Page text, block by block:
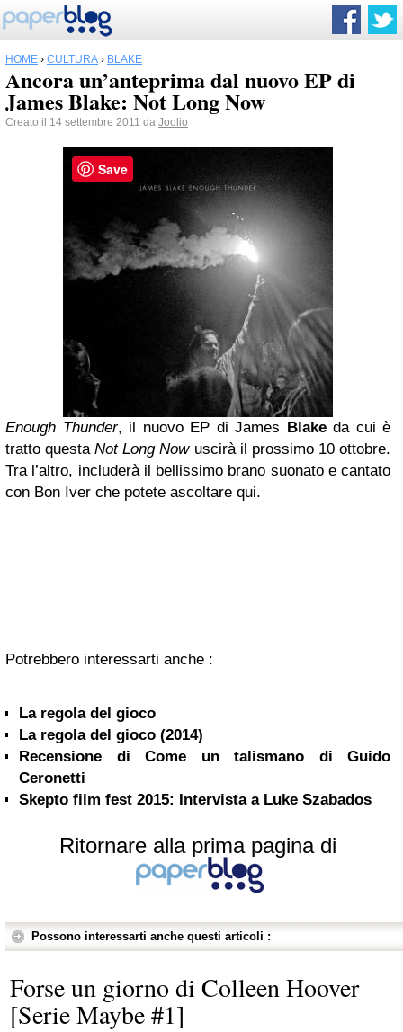
HOME › CULTURA › BLAKE
Ancora un’anteprima dal nuovo EP di
James Blake: Not Long Now
Creato il 14 settembre 2011 da Joolio
Enough Thunder, il nuovo EP di James Blakeda cui è
tratto questaNot Long Nowuscirà il prossimo 10 ottobre.
Tra l’altro, includerà il bellissimo brano suonato e cantato
con Bon Iver che potete ascoltare qui.
Potrebbero interessarti anche :
La regola del gioco
La regola del gioco (2014)
Recensione di Come un talismano di Guido
Ceronetti
Skepto film fest 2015: Intervista a Luke Szabados
Ritornare alla prima pagina di
Possono interessarti anche questi articoli :
Forse un giorno di Colleen Hoover
[Serie Maybe #1]
Save